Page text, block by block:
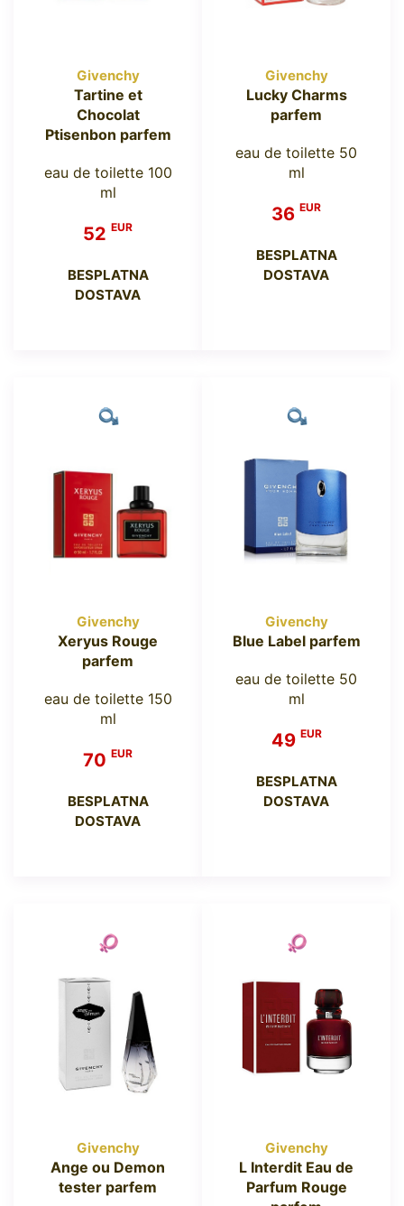
Givenchy
Tartine et
Chocolat
Ptisenbon parfem
eau de toilette 100
ml
52 EUR
BESPLATNA
DOSTAVA
Givenchy
Lucky Charms
parfem
eau de toilette 50
ml
36 EUR
BESPLATNA
DOSTAVA
Givenchy
Xeryus Rouge
parfem
eau de toilette 150
ml
70 EUR
BESPLATNA
DOSTAVA
Givenchy
Blue Label parfem
eau de toilette 50
ml
49 EUR
BESPLATNA
DOSTAVA
Givenchy
Ange ou Demon
tester parfem
Givenchy
L Interdit Eau de
Parfum Rouge